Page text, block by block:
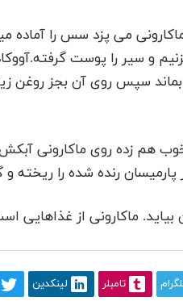
می پزد سس را
و سیر را پوست
سپس روی آن بجز روغن
خوب هم زده روی ماکارونی
رنده شده را ریخته
بیاید. ماکارونی از
تامبلر لینکدین